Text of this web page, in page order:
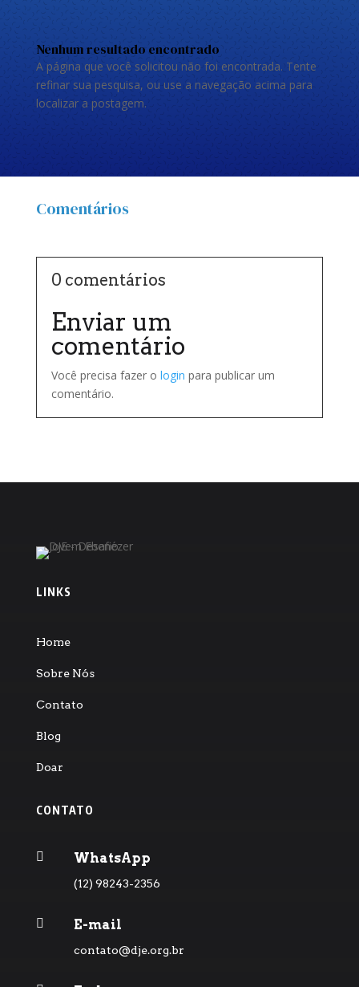
Nenhum resultado encontrado
A página que você solicitou não foi encontrada. Tente
refinar sua pesquisa, ou use a navegação acima para
localizar a postagem.
Comentários
0 comentários
Enviar um
comentário
Você precisa fazer o login para publicar um
comentário.
LINKS
Home
Sobre Nós
Contato
Blog
Doar
CONTATO
 WhatsApp
(12) 98243-2356
 E-mail
contato@dje.org.br